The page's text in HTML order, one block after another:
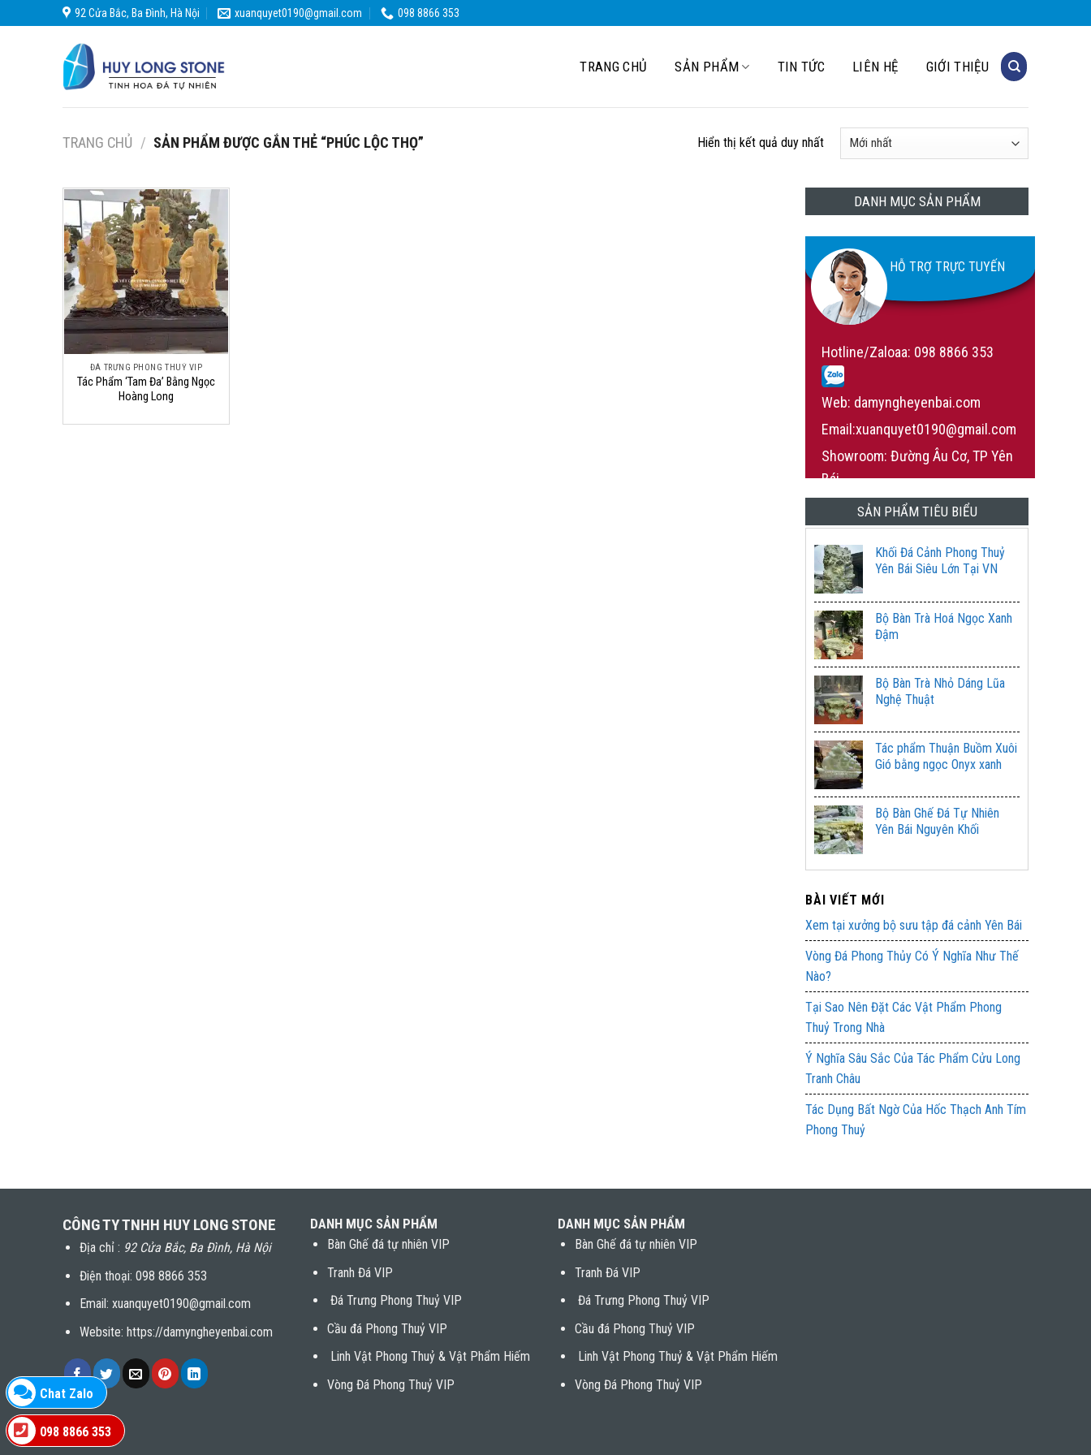
Chat Zalo
098 8866 353
to
92 Cửa Bắc, Ba Đình, Hà Nội xuanquyet0190@gmail.com 098 8866 353
TRANG CHỦ SẢN PHẨM TIN TỨC LIÊN HỆ GIỚI THIỆU
TRANG CHỦ / SẢN PHẨM ĐƯỢC GẮN THẺ “PHÚC LỘC THỌ” Hiển thị kết quả duy nhất
ĐÁ TRƯNG PHONG THUỶ VIP
Tác Phẩm ‘Tam Đa’ Bằng Ngọc
Hoàng Long
DANH MỤC SẢN PHẨM
HỖ TRỢ TRỰC TUYẾN
Hotline/Zaloaa: 098 8866 353
Web: damyngheyenbai.com
Email:xuanquyet0190@gmail.com
Showroom: Đường Âu Cơ, TP Yên
Bái
SẢN PHẨM TIÊU BIỂU
Khối Đá Cảnh Phong Thuỷ
Yên Bái Siêu Lớn Tại VN
Bộ Bàn Trà Hoá Ngọc Xanh
Đậm
Bộ Bàn Trà Nhỏ Dáng Lũa
Nghệ Thuật
Tác phẩm Thuận Buồm Xuôi
Gió bằng ngọc Onyx xanh
Bộ Bàn Ghế Đá Tự Nhiên
Yên Bái Nguyên Khối
BÀI VIẾT MỚI
Xem tại xưởng bộ sưu tập đá cảnh Yên Bái
Vòng Đá Phong Thủy Có Ý Nghĩa Như Thế
Nào?
Tại Sao Nên Đặt Các Vật Phẩm Phong
Thuỷ Trong Nhà
Ý Nghĩa Sâu Sắc Của Tác Phẩm Cửu Long
Tranh Châu
Tác Dụng Bất Ngờ Của Hốc Thạch Anh Tím
Phong Thuỷ
CÔNG TY TNHH HUY LONG STONE
Địa chỉ : 92 Cửa Bắc, Ba Đình, Hà Nội
Điện thoại: 098 8866 353
Email: xuanquyet0190@gmail.com
Website: https://damyngheyenbai.com
DANH MỤC SẢN PHẨM
Bàn Ghế đá tự nhiên VIP
Tranh Đá VIP
Đá Trưng Phong Thuỷ VIP
Cầu đá Phong Thuỷ VIP
Linh Vật Phong Thuỷ & Vật Phẩm Hiếm
Vòng Đá Phong Thuỷ VIP
DANH MỤC SẢN PHẨM
Bàn Ghế đá tự nhiên VIP
Tranh Đá VIP
Đá Trưng Phong Thuỷ VIP
Cầu đá Phong Thuỷ VIP
Linh Vật Phong Thuỷ & Vật Phẩm Hiếm
Vòng Đá Phong Thuỷ VIP